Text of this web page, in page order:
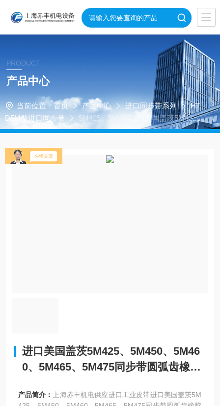
PRODUCT
产品中心
当前位置： 首页 产品中心 进口同步带系列
HT
D5M型进口同步带
5M425、5M450进口美国盖茨5M42
5、5M450、5M460、5M465、5M475同步带圆弧齿橡胶同步
进口美国盖茨5M425、5M450、5M46
0、5M465、5M475同步带圆弧齿橡胶
产品简介：
上海赤丰机电供应进口工业皮带进口美国盖茨5M